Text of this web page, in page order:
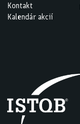
Kontakt
Kalendár akcií